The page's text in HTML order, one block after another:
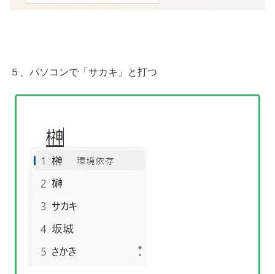
５、パソコンで「サカキ」と打つ